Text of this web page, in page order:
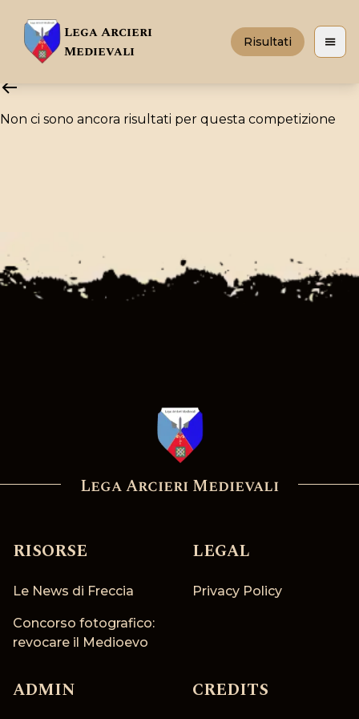
Lega Arcieri
Medievali
Risultati Apri
Non ci sono ancora risultati per questa competizione
Lega Arcieri Medievali
RISORSE
Le News di Freccia
Concorso fotografico:
revocare il Medioevo
LEGAL
Privacy Policy
ADMIN CREDITS